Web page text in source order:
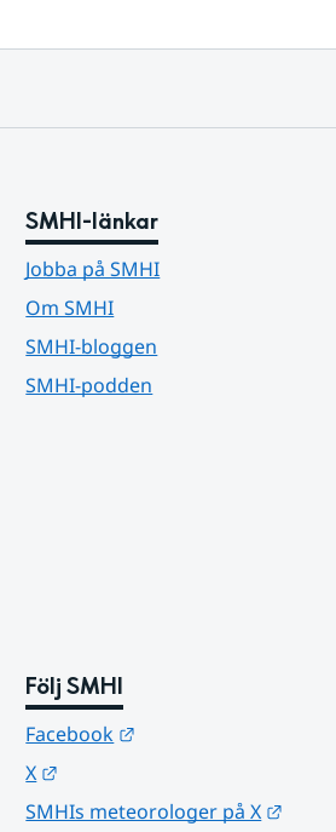
SMHI-länkar
Jobba på SMHI
Om SMHI
SMHI-bloggen
SMHI-podden
Följ SMHI
Facebook
X
SMHIs meteorologer på X